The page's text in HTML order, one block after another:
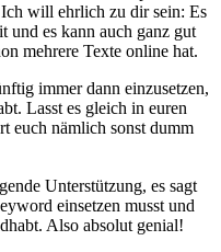
Ich will ehrlich zu dir sein: Es
und es kann auch ganz gut
mehrere Texte online hat.
immer dann einzusetzen,
Lasst es gleich in euren
euch nämlich sonst dumm
Unterstützung, es sagt
einsetzen musst und
Also absolut genial!